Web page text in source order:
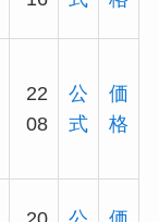
22
08
公
式
価
格